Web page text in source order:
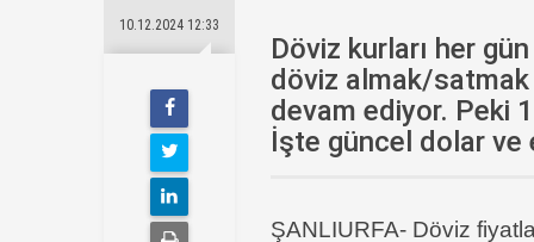
10.12.2024 12:33
Döviz kurları her
döviz almak/satmak
devam ediyor. Peki
İşte güncel dolar ve
ŞANLIURFA- Döviz